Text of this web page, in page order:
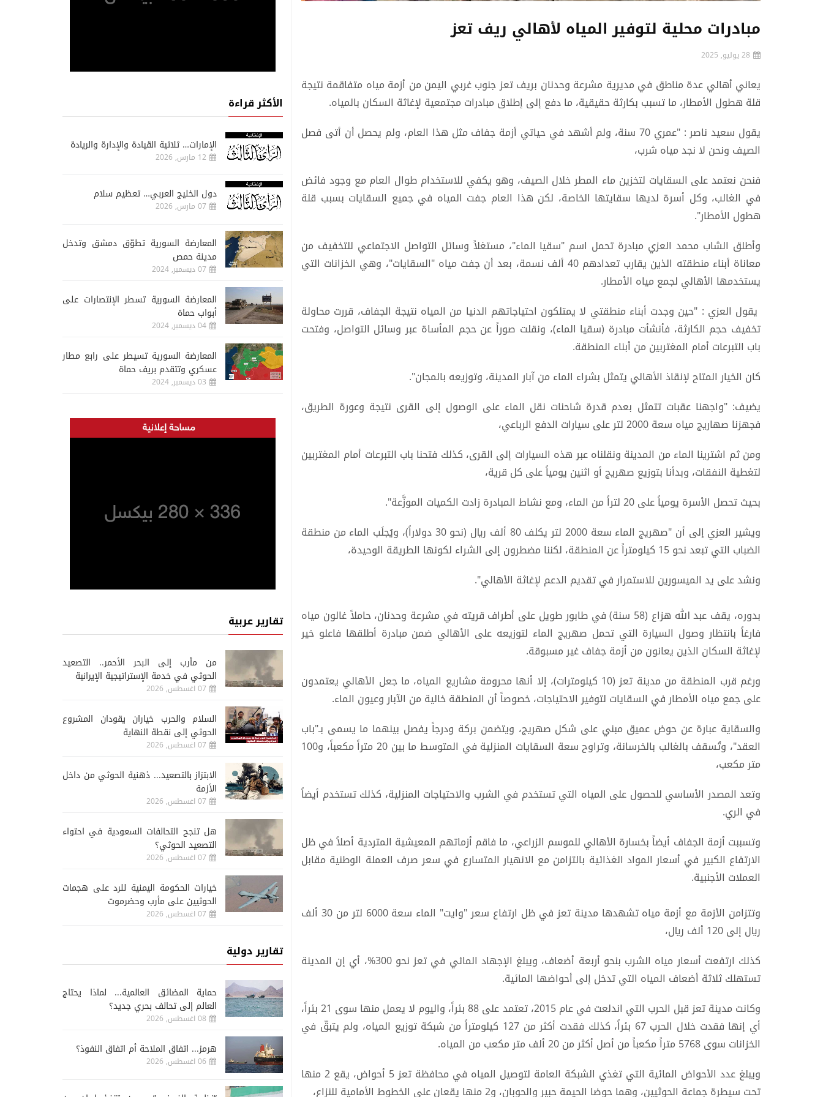
مبادرات محلية لتوفير المياه لأهالي ريف تعز
28 يوليو, 2025
يعاني أهالي عدة مناطق في مديرية مشرعة وحدنان بريف تعز جنوب غربي اليمن من أزمة مياه متفاقمة نتيجة
قلة هطول الأمطار، ما تسبب بكارثة حقيقية، ما دفع إلى إطلاق مبادرات مجتمعية لإغاثة السكان بالمياه.
يقول سعيد ناصر : "عمري 70 سنة، ولم أشهد في حياتي أزمة جفاف مثل هذا العام، ولم يحصل أن أتى فصل
الصيف ونحن لا نجد مياه شرب،
فنحن نعتمد على السقايات لتخزين ماء المطر خلال الصيف، وهو يكفي للاستخدام طوال العام مع وجود فائض
في الغالب، وكل أسرة لديها سقايتها الخاصة، لكن هذا العام جفت المياه في جميع السقايات بسبب قلة
هطول الأمطار".
وأطلق الشاب محمد العزي مبادرة تحمل اسم "سقيا الماء"، مستغلاً وسائل التواصل الاجتماعي للتخفيف من
معاناة أبناء منطقته الذين يقارب تعدادهم 40 ألف نسمة، بعد أن جفت مياه "السقايات"، وهي الخزانات التي
يستخدمها الأهالي لجمع مياه الأمطار.
يقول العزي : "حين وجدت أبناء منطقتي لا يمتلكون احتياجاتهم الدنيا من المياه نتيجة الجفاف، قررت محاولة
تخفيف حجم الكارثة، فأنشأت مبادرة (سقيا الماء)، ونقلت صوراً عن حجم المأساة عبر وسائل التواصل، وفتحت
باب التبرعات أمام المغتربين من أبناء المنطقة.
كان الخيار المتاح لإنقاذ الأهالي يتمثل بشراء الماء من آبار المدينة، وتوزيعه بالمجان".
يضيف: "واجهنا عقبات تتمثل بعدم قدرة شاحنات نقل الماء على الوصول إلى القرى نتيجة وعورة الطريق،
فجهزنا صهاريج مياه سعة 2000 لتر على سيارات الدفع الرباعي،
ومن ثم اشترينا الماء من المدينة ونقلناه عبر هذه السيارات إلى القرى، كذلك فتحنا باب التبرعات أمام المغتربين
لتغطية النفقات، وبدأنا بتوزيع صهريج أو اثنين يومياً على كل قرية،
بحيث تحصل الأسرة يومياً على 20 لتراً من الماء، ومع نشاط المبادرة زادت الكميات الموزَّعة".
ويشير العزي إلى أن "صهريج الماء سعة 2000 لتر يكلف 80 ألف ريال (نحو 30 دولاراً)، ويُجلَب الماء من منطقة
الضباب التي تبعد نحو 15 كيلومتراً عن المنطقة، لكننا مضطرون إلى الشراء لكونها الطريقة الوحيدة،
ونشد على يد الميسورين للاستمرار في تقديم الدعم لإغاثة الأهالي".
بدوره، يقف عبد الله هزاع (58 سنة) في طابور طويل على أطراف قريته في مشرعة وحدنان، حاملاً غالون مياه
فارغاً بانتظار وصول السيارة التي تحمل صهريج الماء لتوزيعه على الأهالي ضمن مبادرة أطلقها فاعلو خير
لإغاثة السكان الذين يعانون من أزمة جفاف غير مسبوقة.
ورغم قرب المنطقة من مدينة تعز (10 كيلومترات)، إلا أنها محرومة مشاريع المياه، ما جعل الأهالي يعتمدون
على جمع مياه الأمطار في السقايات لتوفير الاحتياجات، خصوصاً أن المنطقة خالية من الآبار وعيون الماء.
والسقاية عبارة عن حوض عميق مبني على شكل صهريج، ويتضمن بركة ودرجاً يفصل بينهما ما يسمى بـ"باب
العقد"، وتُسقف بالغالب بالخرسانة، وتراوح سعة السقايات المنزلية في المتوسط ما بين 20 متراً مكعباً، و100
متر مكعب،
وتعد المصدر الأساسي للحصول على المياه التي تستخدم في الشرب والاحتياجات المنزلية، كذلك تستخدم أيضاً
في الري.
وتسببت أزمة الجفاف أيضاً بخسارة الأهالي للموسم الزراعي، ما فاقم أزماتهم المعيشية المتردية أصلاً في ظل
الارتفاع الكبير في أسعار المواد الغذائية بالتزامن مع الانهيار المتسارع في سعر صرف العملة الوطنية مقابل
العملات الأجنبية.
وتتزامن الأزمة مع أزمة مياه تشهدها مدينة تعز في ظل ارتفاع سعر "وايت" الماء سعة 6000 لتر من 30 ألف
ريال إلى 120 ألف ريال،
كذلك ارتفعت أسعار مياه الشرب بنحو أربعة أضعاف، ويبلغ الإجهاد المائي في تعز نحو 300%، أي إن المدينة
تستهلك ثلاثة أضعاف المياه التي تدخل إلى أحواضها المائية.
وكانت مدينة تعز قبل الحرب التي اندلعت في عام 2015، تعتمد على 88 بئراً، واليوم لا يعمل منها سوى 21 بئراً،
أي إنها فقدت خلال الحرب 67 بئراً، كذلك فقدت أكثر من 127 كيلومتراً من شبكة توزيع المياه، ولم يتبقّ في
الخزانات سوى 5768 متراً مكعباً من أصل أكثر من 20 ألف متر مكعب من المياه.
ويبلغ عدد الأحواض المائية التي تغذي الشبكة العامة لتوصيل المياه في محافظة تعز 5 أحواض، يقع 2 منها
تحت سيطرة جماعة الحوثيين، وهما حوضا الحيمة حبير والحوبان، و2 منها يقعان على الخطوط الأمامية للنزاع،
الأكثر قراءة
الإمارات… ثلاثية القيادة والإدارة والريادة
12 مارس, 2026
دول الخليج العربي… تعظيم سلام
07 مارس, 2026
المعارضة السورية تطوّق دمشق وتدخل
مدينة حمص
07 ديسمبر, 2024
المعارضة السورية تسطر الإنتصارات على
أبواب حماة
04 ديسمبر, 2024
المعارضة السورية تسيطر على رابع مطار
عسكري وتتقدم بريف حماة
03 ديسمبر, 2024
تقارير عربية
من مأرب إلى البحر الأحمر.. التصعيد
الحوثي في خدمة الإستراتيجية الإيرانية
07 اغسطس, 2026
السلام والحرب خياران يقودان المشروع
الحوثي إلى نقطة النهاية
07 اغسطس, 2026
الابتزاز بالتصعيد... ذهنية الحوثي من داخل
الأزمة
07 اغسطس, 2026
هل تنجح التحالفات السعودية في احتواء
التصعيد الحوثي؟
07 اغسطس, 2026
خيارات الحكومة اليمنية للرد على هجمات
الحوثيين على مأرب وحضرموت
07 اغسطس, 2026
تقارير دولية
حماية المضائق العالمية... لماذا يحتاج
العالم إلى تحالف بحري جديد؟
08 اغسطس, 2026
هرمز... اتفاق الملاحة أم اتفاق النفوذ؟
06 اغسطس, 2026